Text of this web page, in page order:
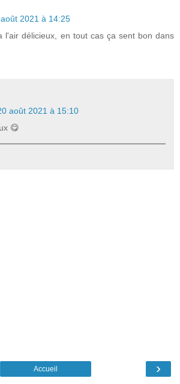
2021 à 14:25
l'air délicieux, en tout cas ça sent bon dans
août 2021 à 15:10
😋
›
Accueil